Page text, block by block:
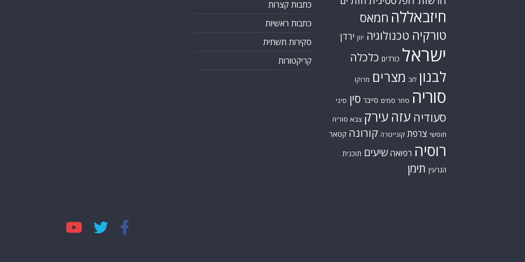
חיזבאללה חמאס
טורקיה טכנולוגיה יוון ירדן
ישראל כורדים כלכלה
לבנון לוב מצרים מרוקו
סוריה סחר סמים סייבר סין סיני
סעודיה עזה עירק צבא סוריה
חופשי צרפת קונייטרה קורונה קטאר
רוסיה רפואה שיעים תוכנית
הגרעין תימן
כתבות קצרות
כתבות ראשיות
סקירות תשתית
קריקטורות